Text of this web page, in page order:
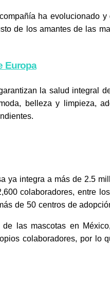
ha evolucionado
de los amantes de las
Europa
la salud integral
belleza y limpieza,
integra a más de 2.5
colaboradores, entre
de 50 centros de
las mascotas en
colaboradores, por lo